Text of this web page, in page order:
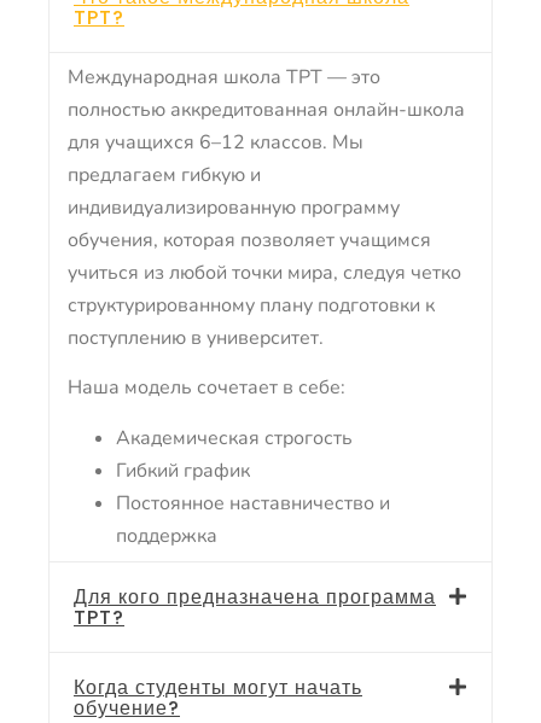
TPT?
Международная школа TPT — это
полностью аккредитованная онлайн-школа
для учащихся 6–12 классов. Мы
предлагаем гибкую и
индивидуализированную программу
обучения, которая позволяет учащимся
учиться из любой точки мира, следуя четко
структурированному плану подготовки к
поступлению в университет.
Наша модель сочетает в себе:
Академическая строгость
Гибкий график
Постоянное наставничество и
поддержка
Для кого предназначена программа
TPT?
Когда студенты могут начать
обучение?